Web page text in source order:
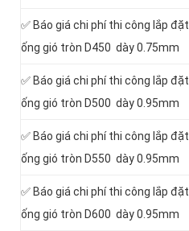
✅ Báo giá chi phí thi công lắp đặt
ống gió tròn D450 dày 0.75mm
✅ Báo giá chi phí thi công lắp đặt
ống gió tròn D500 dày 0.95mm
✅ Báo giá chi phí thi công lắp đặt
ống gió tròn D550 dày 0.95mm
✅ Báo giá chi phí thi công lắp đặt
ống gió tròn D600 dày 0.95mm